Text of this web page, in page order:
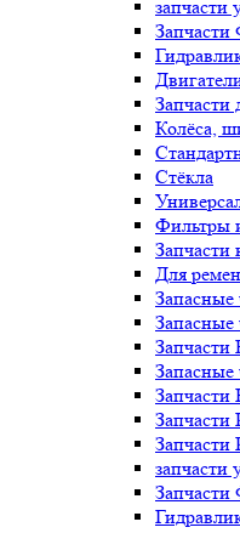
запчасти
Запчасти
Запчасти
Колёса,
Стёкла
Фильтры
Запчасти
Для
Запасные
Запасные
Запчасти
Запасные
Запчасти
Запчасти
Запчасти
запчасти
Запчасти